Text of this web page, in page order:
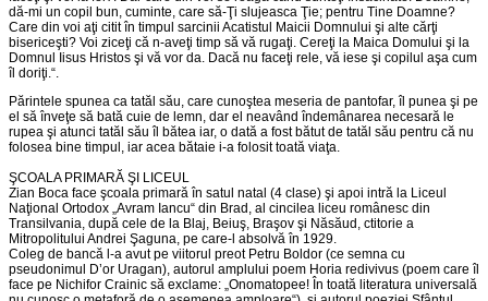
dă-mi un copil bun, cuminte, care să-Ţi slujeasca Ţie; pentru Tine Doamne?
Care din voi aţi citit în timpul sarcinii Acatistul Maicii Domnului şi alte cărţi
bisericeşti? Voi ziceţi că n-aveţi timp să vă rugaţi. Cereţi la Maica Domului şi la
Domnul Iisus Hristos şi vă vor da. Dacă nu faceţi rele, vă iese şi copilul aşa cum
îl doriţi.“.
Părintele spunea ca tatăl său, care cunoştea meseria de pantofar, îl punea şi pe
el să înveţe să bată cuie de lemn, dar el neavând îndemânarea necesară le
rupea şi atunci tatăl său îl bătea iar, o dată a fost bătut de tatăl său pentru că nu
folosea bine timpul, iar acea bătaie i-a folosit toată viaţa.
ŞCOALA PRIMARĂ ŞI LICEUL
Zian Boca face şcoala primară în satul natal (4 clase) şi apoi intră la Liceul
Naţional Ortodox „Avram Iancu“ din Brad, al cincilea liceu românesc din
Transilvania, după cele de la Blaj, Beiuş, Braşov şi Năsăud, ctitorie a
Mitropolitului Andrei Şaguna, pe care-l absolvă în 1929.
Coleg de bancă l-a avut pe viitorul preot Petru Boldor (ce semna cu
pseudonimul D’or Uragan), autorul amplului poem Horia redivivus (poem care îl
face pe Nichifor Crainic să exclame: „Onomatopee! În toată literatura universală